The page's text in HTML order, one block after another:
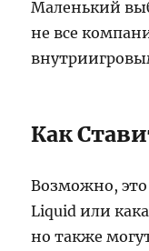
Маленький
не все
Как
Возможно, это
Liquid или
но также